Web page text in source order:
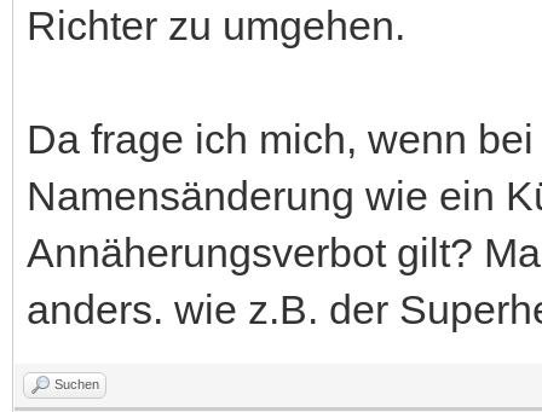
Richter zu umgehen.
Da frage ich mich, wenn
Namensänderung wie ein
Annäherungsverbot gilt?
anders. wie z.B. der
Suchen